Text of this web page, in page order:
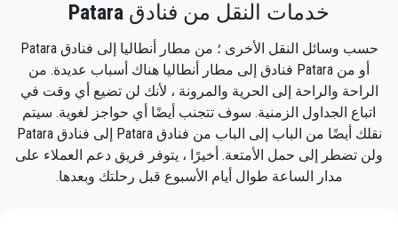
عندما تنزل من الطائرة ، مع استعداد السيارة
ويأخذك إلى وجهتك في Patara.
ستكون تجربتك مع خدمة النقل الخاصة بنا رائعة لأن
فريقنا محترفون فخورون سيضمنون أن يتم
اصطحابك في الوقت المحدد ، ونقلك مع الفصل ،
وفي طريقك إلى وجهتك في أنطاليا إلى Patara
بطريقة ممتعة.
خدمات النقل من فنادق Patara
حسب وسائل النقل الأخرى ؛ من مطار أنطاليا إلى فنادق Patara
أو من Patara فنادق إلى مطار أنطاليا هناك أسباب عديدة. من
الراحة والراحة إلى الحرية والمرونة ، لأنك لن تضيع أي وقت في
اتباع الجداول الزمنية. سوف تتجنب أيضًا أي حواجز لغوية. سيتم
نقلك أيضًا من الباب إلى الباب من فنادق Patara إلى فنادق Patara
ولن تضطر إلى حمل الأمتعة. أخيرًا ، يتوفر فريق دعم العملاء على
مدار الساعة طوال أيام الأسبوع قبل رحلتك وبعدها.